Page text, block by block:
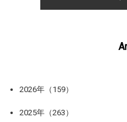
2026年（159）
2025年（263）